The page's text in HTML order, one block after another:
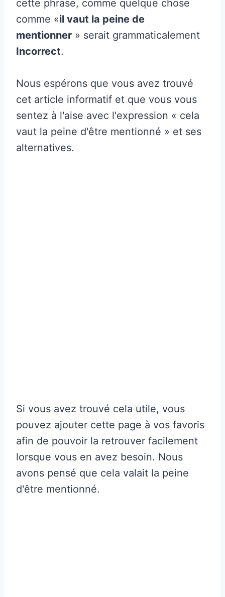
cette phrase, comme quelque chose
comme «il vaut la peine de
mentionner » serait grammaticalement
Incorrect.
Nous espérons que vous avez trouvé
cet article informatif et que vous vous
sentez à l'aise avec l'expression « cela
vaut la peine d'être mentionné » et ses
alternatives.
Si vous avez trouvé cela utile, vous
pouvez ajouter cette page à vos favoris
afin de pouvoir la retrouver facilement
lorsque vous en avez besoin. Nous
avons pensé que cela valait la peine
d'être mentionné.